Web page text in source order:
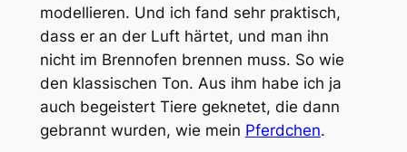
modellieren. Und ich fand sehr praktisch,
dass er an der Luft härtet, und man ihn
nicht im Brennofen brennen muss. So wie
den klassischen Ton. Aus ihm habe ich ja
auch begeistert Tiere geknetet, die dann
gebrannt wurden, wie mein Pferdchen.